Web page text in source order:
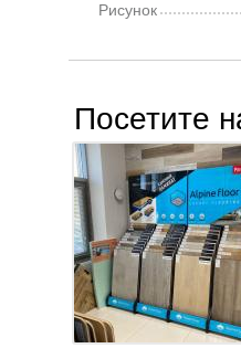
Рисунок
Посетите